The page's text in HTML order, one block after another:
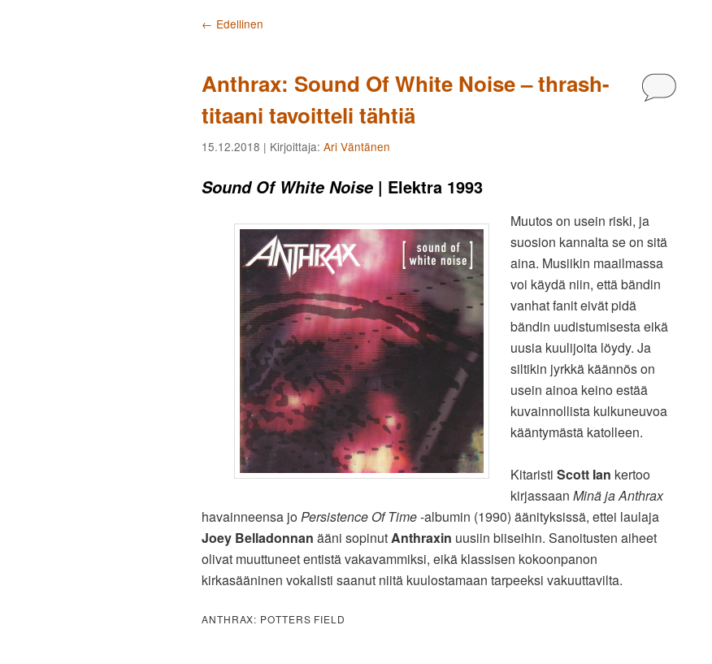
Artikkelien selaus
← Edellinen
Anthrax: Sound Of White Noise – thrash-
titaani tavoitteli tähtiä
Kommentoi
15.12.2018 | Kirjoittaja: Ari Väntänen
Sound Of White Noise | Elektra 1993
Muutos on usein riski, ja
suosion kannalta se on sitä
aina. Musiikin maailmassa
voi käydä niin, että bändin
vanhat fanit eivät pidä
bändin uudistumisesta eikä
uusia kuulijoita löydy. Ja
siltikin jyrkkä käännös on
usein ainoa keino estää
kuvainnollista kulkuneuvoa
kääntymästä katolleen.
Kitaristi Scott Ian kertoo
kirjassaan Minä ja Anthrax
havainneensa joPersistence Of Time-albumin (1990) äänityksissä, ettei laulaja
Joey Belladonnan ääni sopinutAnthraxin uusiin biiseihin. Sanoitusten aiheet
olivat muuttuneet entistä vakavammiksi, eikä klassisen kokoonpanon
kirkasääninen vokalisti saanut niitä kuulostamaan tarpeeksi vakuuttavilta.
ANTHRAX: POTTERS FIELD